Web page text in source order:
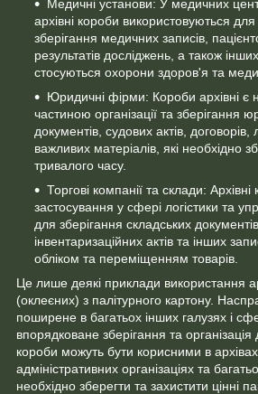
Медичні установи: У медичних
архівні короби використовуються для
зберігання медичних записів,
результатів досліджень, а також
стосуються охорони здоров'я та
Юридичні фірми: Короби архівні є
частиною організації та зберігання
документів, судових актів, договорів,
важливих матеріалів, які необхідно
тривалого часу.
Торгові компанії та склади:
застосування у сфері логістики та
для зберігання складських
інвентаризаційних актів та інших
обліком та переміщенням товарів.
Це лише деякі приклади використання
(оклеєних) з палітурного картону.
поширене в багатьох інших галузях і
впорядковане зберігання та організація
короби можуть бути корисними в
адміністративних організаціях та
необхідно зберегти та захистити цінні